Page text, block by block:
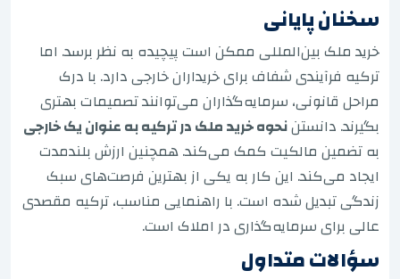
سخنان پایانی
خرید ملک بین‌المللی ممکن است پیچیده به نظر برسد. اما
ترکیه فرآیندی شفاف برای خریداران خارجی دارد. با درک
مراحل قانونی، سرمایه‌گذاران می‌توانند تصمیمات بهتری
بگیرند. دانستننحوه خرید ملک در ترکیه به عنوان یک خارجی
به تضمین مالکیت کمک می‌کند. همچنین ارزش بلندمدت
ایجاد می‌کند. این کار به یکی از بهترین فرصت‌های سبک
زندگی تبدیل شده است. با راهنمایی مناسب، ترکیه مقصدی
عالی برای سرمایه‌گذاری در املاک است.
سؤالات متداول